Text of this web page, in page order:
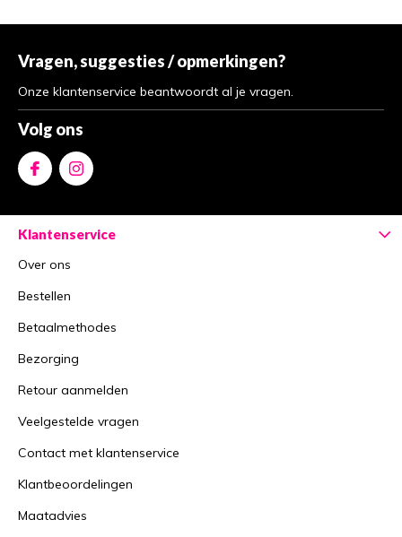
Vragen, suggesties / opmerkingen?
Onze klantenservice beantwoordt al je vragen.
Volg ons
Klantenservice
Over ons
Bestellen
Betaalmethodes
Bezorging
Retour aanmelden
Veelgestelde vragen
Contact met klantenservice
Klantbeoordelingen
Maatadvies